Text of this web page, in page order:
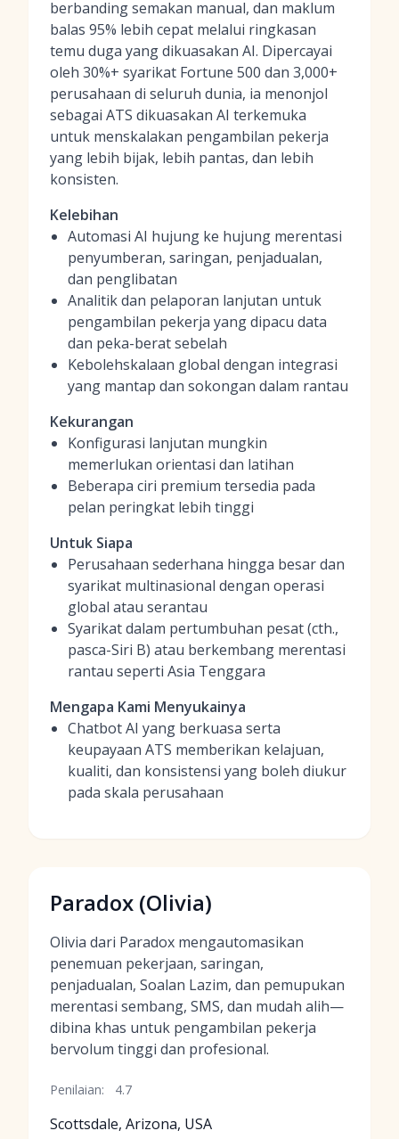
berbanding semakan manual, dan maklum
balas 95% lebih cepat melalui ringkasan
temu duga yang dikuasakan AI. Dipercayai
oleh 30%+ syarikat Fortune 500 dan 3,000+
perusahaan di seluruh dunia, ia menonjol
sebagai ATS dikuasakan AI terkemuka
untuk menskalakan pengambilan pekerja
yang lebih bijak, lebih pantas, dan lebih
konsisten.
Kelebihan
Automasi AI hujung ke hujung merentasi
penyumberan, saringan, penjadualan,
dan penglibatan
Analitik dan pelaporan lanjutan untuk
pengambilan pekerja yang dipacu data
dan peka-berat sebelah
Kebolehskalaan global dengan integrasi
yang mantap dan sokongan dalam rantau
Kekurangan
Konfigurasi lanjutan mungkin
memerlukan orientasi dan latihan
Beberapa ciri premium tersedia pada
pelan peringkat lebih tinggi
Untuk Siapa
Perusahaan sederhana hingga besar dan
syarikat multinasional dengan operasi
global atau serantau
Syarikat dalam pertumbuhan pesat (cth.,
pasca-Siri B) atau berkembang merentasi
rantau seperti Asia Tenggara
Mengapa Kami Menyukainya
Chatbot AI yang berkuasa serta
keupayaan ATS memberikan kelajuan,
kualiti, dan konsistensi yang boleh diukur
pada skala perusahaan
Paradox (Olivia)
Olivia dari Paradox mengautomasikan
penemuan pekerjaan, saringan,
penjadualan, Soalan Lazim, dan pemupukan
merentasi sembang, SMS, dan mudah alih—
dibina khas untuk pengambilan pekerja
bervolum tinggi dan profesional.
Penilaian: 4.7
Scottsdale, Arizona, USA